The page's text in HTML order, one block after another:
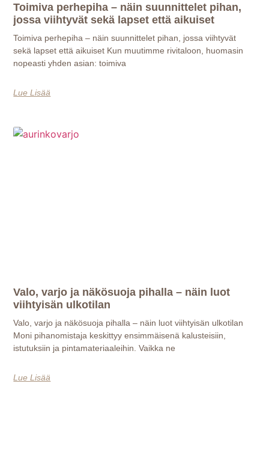
Toimiva perhepiha – näin suunnittelet pihan,
jossa viihtyvät sekä lapset että aikuiset
Toimiva perhepiha – näin suunnittelet pihan, jossa viihtyvät
sekä lapset että aikuiset Kun muutimme rivitaloon, huomasin
nopeasti yhden asian: toimiva
Lue Lisää
Valo, varjo ja näkösuoja pihalla – näin luot
viihtyisän ulkotilan
Valo, varjo ja näkösuoja pihalla – näin luot viihtyisän ulkotilan
Moni pihanomistaja keskittyy ensimmäisenä kalusteisiin,
istutuksiin ja pintamateriaaleihin. Vaikka ne
Lue Lisää